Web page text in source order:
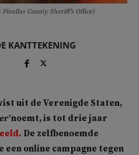
County Sheriff’s Office)
KANTTEKENING
uit de Verenigde Staten,
noemt, is tot drie jaar
. De zelfbenoemde
online campagne tegen